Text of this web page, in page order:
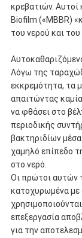
κρεβατιών.
Biofilm («MBBR)
του νερού και
Λόγω της
εκκρεμότητα, τα
απαιτώντας
να φθάσει στο
περιοδικής
βακτηριδίων
χαμηλό επίπεδο
στο νερό.
Οι πρώτοι αυτών
κατοχυρωμένα με
επεξεργασία
για την